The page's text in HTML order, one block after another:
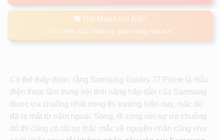
Đặt Mua Linh Kiện
Gọi điện xác nhận và giao hàng tận nơi
Có thể thấy được rằng Samsung Galaxy J7 Prime là mẫu
điện thoại tầm trung với tính năng hấp dẫn của Samsung
được ưa chuộng nhất trong thị trường hiện nay, mặc dù
đã ra mắt từ năm ngoái. Song, đi cùng với sự ưa chuộng
đó thì cũng có rất sự thắc mắc về nguyên nhân cũng như